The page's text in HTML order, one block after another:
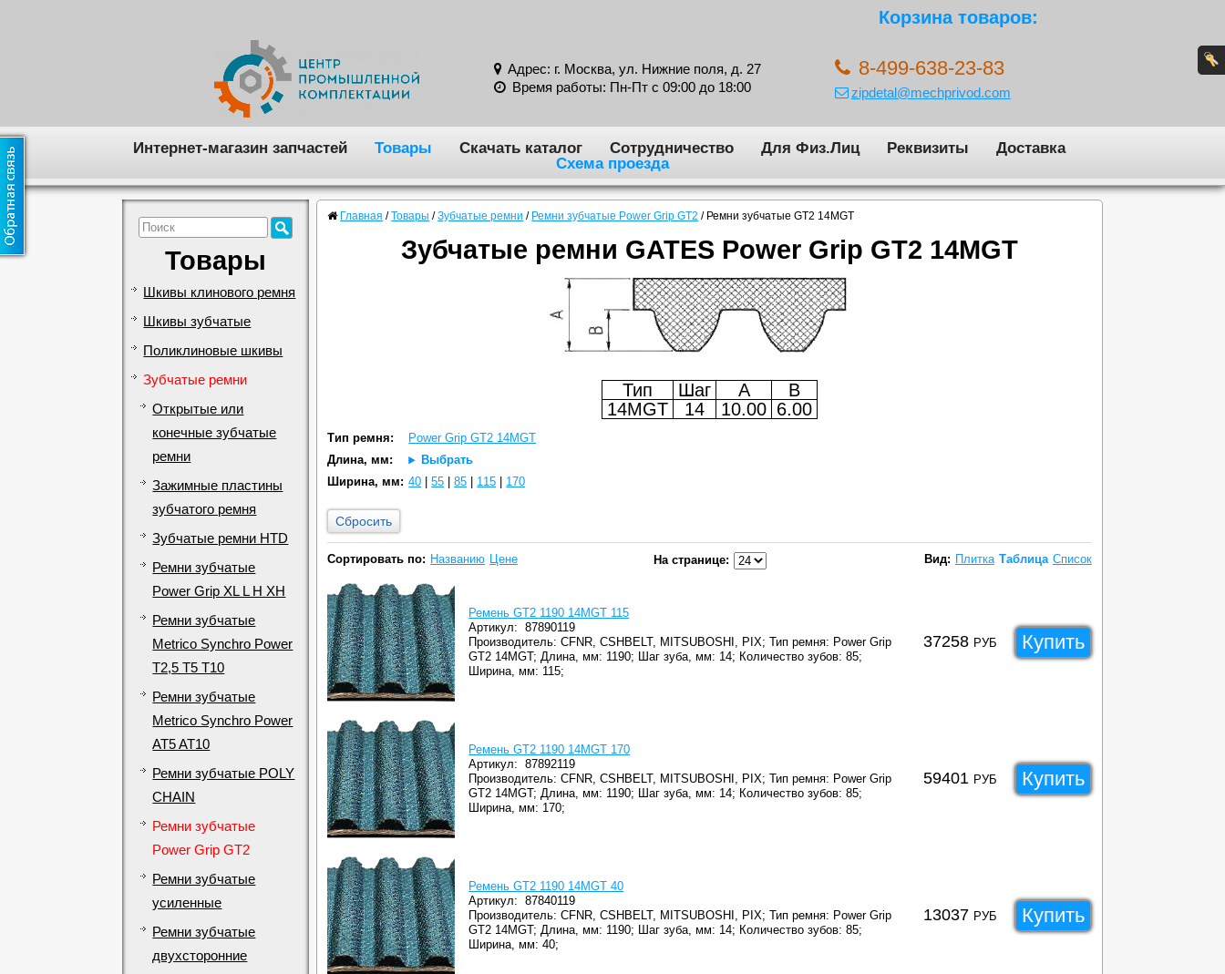
Корзина товаров:
Адрес: г. Москва, ул. Нижние поля, д. 27
Время работы: Пн-Пт с 09:00 до 18:00
8-499-638-23-83
zipdetal@mechprivod.com
Интернет-магазин запчастей Товары Скачать каталог Сотрудничество Для Физ.Лиц Реквизиты
Доставка
Схема проезда
Товары
Шкивы клинового ремня
Шкивы зубчатые
Поликлиновые шкивы
Зубчатые ремни
Открытые или
конечные зубчатые
ремни
Зажимные пластины
зубчатого ремня
Зубчатые ремни HTD
Ремни зубчатые
Power Grip XL L H XH
Ремни зубчатые
Metrico Synchro Power
T2,5 T5 T10
Ремни зубчатые
Metrico Synchro Power
AT5 AT10
Ремни зубчатые POLY
CHAIN
Ремни зубчатые
Power Grip GT2
Ремни зубчатые
усиленные
Ремни зубчатые
двухсторонние
Главная / Товары / Зубчатые ремни / Ремни зубчатые Power Grip GT2 / Ремни зубчатые GT2 14MGT
Зубчатые ремни GATES Power Grip GT2 14MGT
Тип Шаг A
B
14MGT
14 10.00 6.00
Тип ремня:
Power Grip GT2 14MGT
Длина, мм:
Выбрать
Ширина, мм: 40 |55 |85 115 170
Сбросить
Сортировать по: Названию Цене На странице: Вид: Плитка Таблица Список
Ремень GT2 1190 14MGT 115
Артикул:87890119
Производитель: CFNR, CSHBELT, MITSUBOSHI, PIX; Тип ремня: Power Grip
GT2 14MGT; Длина, мм: 1190; Шаг зуба, мм: 14; Количество зубов: 85;
Ширина, мм: 115;
37258 РУБ Купить
Ремень GT2 1190 14MGT 170
Артикул:87892119
Производитель: CFNR, CSHBELT, MITSUBOSHI, PIX; Тип ремня: Power Grip
GT2 14MGT; Длина, мм: 1190; Шаг зуба, мм: 14; Количество зубов: 85;
Ширина, мм: 170;
59401 РУБ Купить
Ремень GT2 1190 14MGT 40
Артикул:87840119
Производитель: CFNR, CSHBELT, MITSUBOSHI, PIX; Тип ремня: Power Grip
GT2 14MGT; Длина, мм: 1190; Шаг зуба, мм: 14; Количество зубов: 85;
Ширина, мм: 40;
13037 РУБ Купить